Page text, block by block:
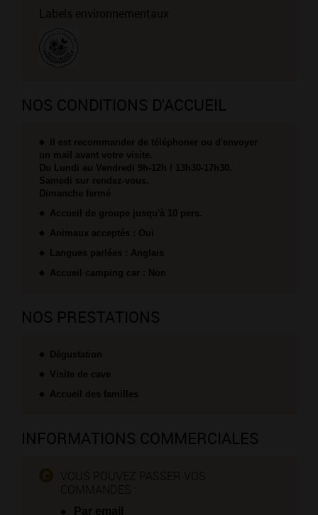
Labels environnementaux
NOS CONDITIONS D'ACCUEIL
Il est recommander de téléphoner ou d'envoyer
un mail avant votre visite.
Du Lundi au Vendredi 9h-12h / 13h30-17h30.
Samedi sur rendez-vous.
Dimanche fermé
Accueil de groupe jusqu'à 10 pers.
Animaux acceptés : Oui
Langues parlées : Anglais
Accueil camping car : Non
NOS PRESTATIONS
Dégustation
Visite de cave
Accueil des familles
INFORMATIONS COMMERCIALES
VOUS POUVEZ PASSER VOS
COMMANDES :
Par email